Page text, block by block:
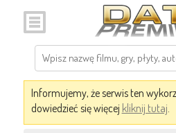
Informujemy, że serwis ten
dowiedzieć się więcej kliknij tutaj.